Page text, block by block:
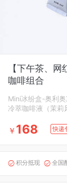
【下午茶、
咖啡组合
Mini冰纷盒-奥利
冷萃咖啡液（茉莉
￥ 168 快递
 积分抵现  全国